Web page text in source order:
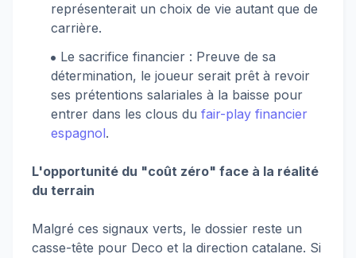
représenterait un choix de vie autant que de
carrière.
Le sacrifice financier : Preuve de sa
détermination, le joueur serait prêt à revoir
ses prétentions salariales à la baisse pour
entrer dans les clous du fair-play financier
espagnol.
L'opportunité du "coût zéro" face à la réalité
du terrain
Malgré ces signaux verts, le dossier reste un
casse-tête pour Deco et la direction catalane. Si